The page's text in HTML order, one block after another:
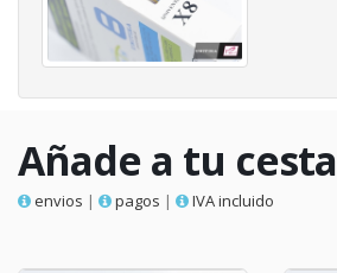
Añade a tu cesta
envios | pagos | IVA incluido